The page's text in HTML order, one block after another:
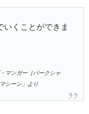
くことができま
マンガー［バークシャ
シーン」より